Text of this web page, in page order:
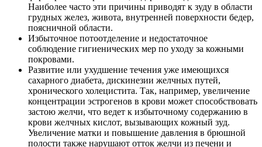
Наиболее часто эти причины приводят к зуду в области
грудных желез, живота, внутренней поверхности бедер,
поясничной области.
Избыточное потоотделение и недостаточное
соблюдение гигиенических мер по уходу за кожными
покровами.
Развитие или ухудшение течения уже имеющихся
сахарного диабета, дискинезии желчных путей,
хронического холецистита. Так, например, увеличение
концентрации эстрогенов в крови может способствовать
застою желчи, что ведет к избыточному содержанию в
крови желчных кислот, вызывающих кожный зуд.
Увеличение матки и повышение давления в брюшной
полости также нарушают отток желчи из печени и